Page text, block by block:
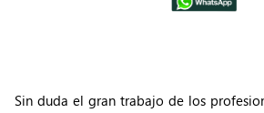
Sin duda el gran trabajo de los